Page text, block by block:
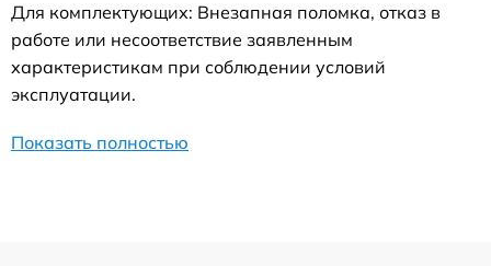
Для комплектующих: Внезапная поломка, отказ в
работе или несоответствие заявленным
характеристикам при соблюдении условий
эксплуатации.
Показать полностью